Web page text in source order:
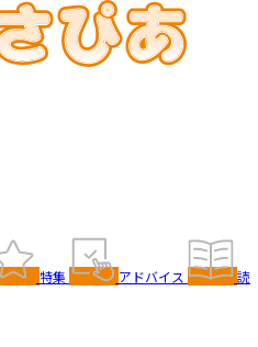
特集 アドバイス 読